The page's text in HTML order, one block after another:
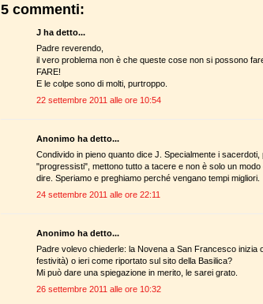
5 commenti:
J ha detto...
Padre reverendo,
il vero problema non è che queste cose non si possono
FARE!
E le colpe sono di molti, purtroppo.
22 settembre 2011 alle ore 10:54
Anonimo ha detto...
Condivido in pieno quanto dice J. Specialmente i
"progressisti", mettono tutto a tacere e non è solo un
dire. Speriamo e preghiamo perché vengano tempi migliori.
24 settembre 2011 alle ore 22:11
Anonimo ha detto...
Padre volevo chiederle: la Novena a San Francesco inizia
festività) o ieri come riportato sul sito della Basilica?
Mi può dare una spiegazione in merito, le sarei grato.
26 settembre 2011 alle ore 10:32